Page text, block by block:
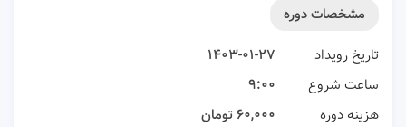
مشخصات دوره
تاریخ رویداد
۱۴۰۳-۰۱-۲۷
ساعت شروع
۹:۰۰
هزینه دوره
۶۰,۰۰۰ تومان